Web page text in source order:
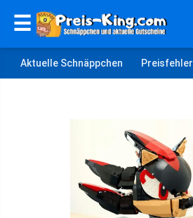
☰
Aktuelle Schnäppchen Preisfehler